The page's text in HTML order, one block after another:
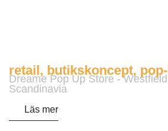
Dreame Pop Up Store -
Scandinavia
retail , butikskoncept,
Läs mer